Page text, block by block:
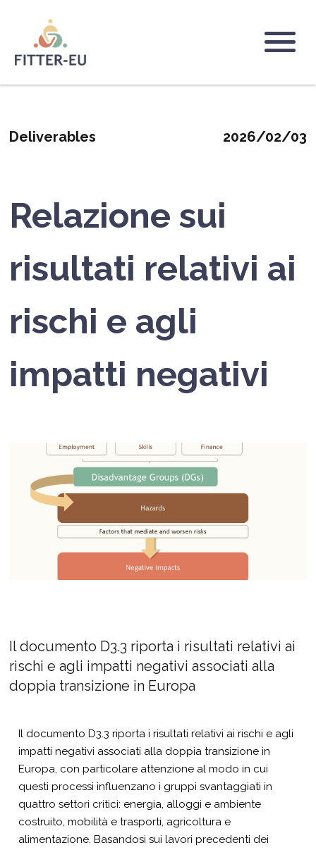
contenuto
principaleLogo
Deliverables 2026/02/03
Relazione sui
risultati relativi ai
rischi e agli
impatti negativi
Il documento D3.3 riporta i risultati relativi ai
rischi e agli impatti negativi associati alla
doppia transizione in Europa
Il documento D3.3 riporta i risultati relativi ai rischi e agli
impatti negativi associati alla doppia transizione in
Europa, con particolare attenzione al modo in cui
questi processi influenzano i gruppi svantaggiati in
quattro settori critici: energia, alloggi e ambiente
costruito, mobilità e trasporti, agricoltura e
alimentazione. Basandosi sui lavori precedenti dei